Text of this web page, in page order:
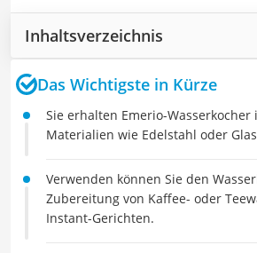
Inhaltsverzeichnis
Das Wichtigste in Kürze
Sie erhalten Emerio-
Materialien wie Edelstahl oder
Verwenden können Sie den
Zubereitung von Kaffee- oder
Instant-Gerichten.